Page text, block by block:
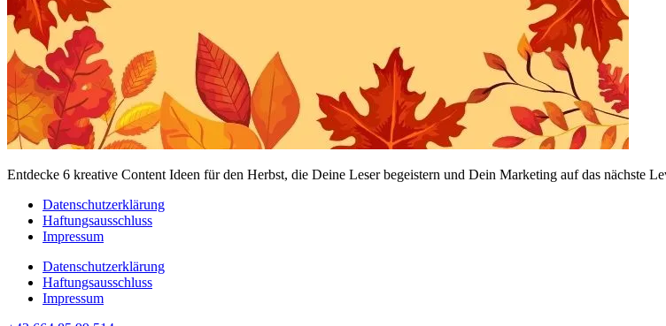
Entdecke 6 kreative Content Ideen für den Herbst, die Deine Leser begeistern und Dein Marketing auf das nächste
Datenschutzerklärung
Haftungsausschluss
Impressum
Datenschutzerklärung
Haftungsausschluss
Impressum